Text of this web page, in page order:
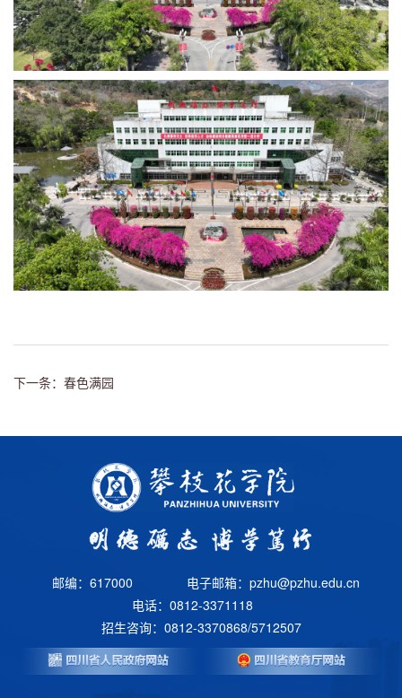
下一条：春色满园
邮编：617000
电子邮箱：pzhu@pzhu.edu.cn
电话：0812-3371118
招生咨询：0812-3370868/5712507